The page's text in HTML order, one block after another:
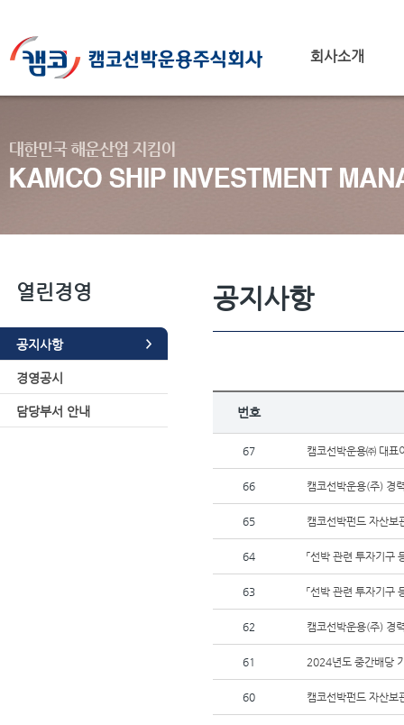
회사소개
열린경영
공지사항
경영공시
담당부서 안내
공지사항
번호
67 캠코선박운용㈜ 대표
66 캠코선박운용(주) 경
65 캠코선박펀드 자산
64 「선박 관련 투자기구
63 「선박 관련 투자기구
62 캠코선박운용(주) 경
61 2024년도 중간배당
60 캠코선박펀드 자산